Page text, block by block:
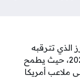
الذي تترقبه
الجماهير في ربع نهائي كأس العالم 2026، حيث يطمح
ملاعب أمريكا